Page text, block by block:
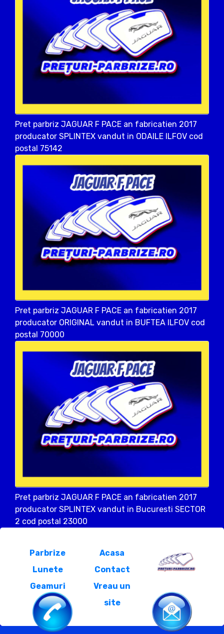
Pret parbriz JAGUAR F PACE an fabricatien 2017
producator SPLINTEX vandut in ODAILE ILFOV cod
postal 75142
Pret parbriz JAGUAR F PACE an fabricatien 2017
producator ORIGINAL vandut in BUFTEA ILFOV cod
postal 70000
Pret parbriz JAGUAR F PACE an fabricatien 2017
producator SPLINTEX vandut in Bucuresti SECTOR
2 cod postal 23000
Parbrize
Lunete
Geamuri
Acasa
Contact
Vreau un
site